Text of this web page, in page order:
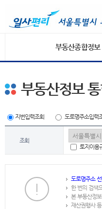
부동산종합정보
부동산정보
지번입력조회 도로명주소입력
조회
토지이용
도로명주소
한 번의 검색
본 부동산정
재산권행사